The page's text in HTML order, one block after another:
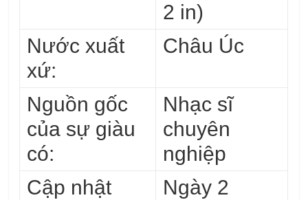
2 in)
Nước xuất
xứ:
Châu Úc
Nguồn gốc
của sự giàu
có:
Nhạc sĩ
chuyên
nghiệp
Cập nhật
Ngày 2